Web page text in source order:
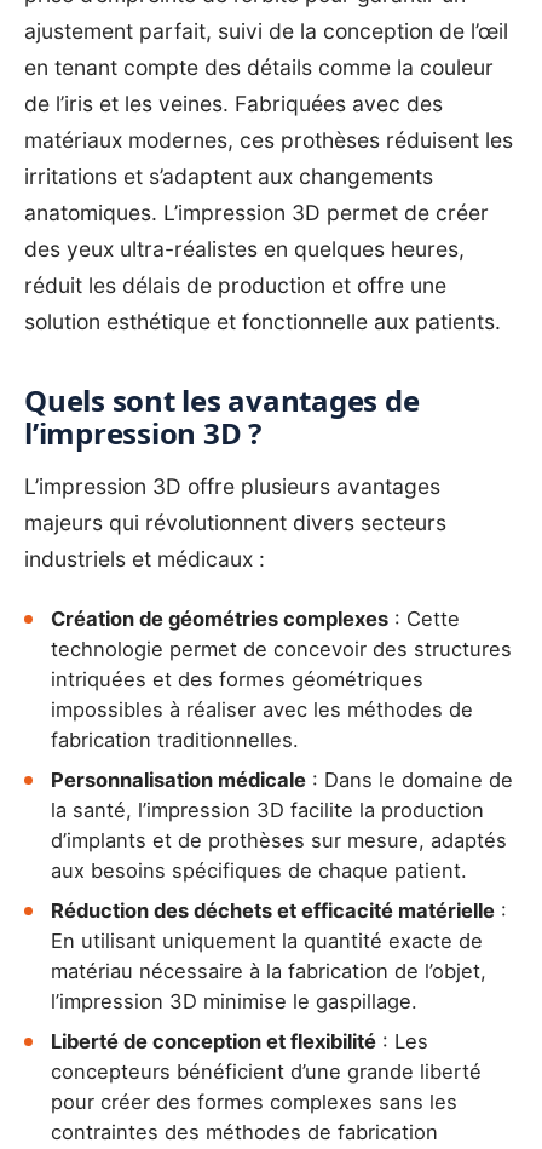
ajustement parfait, suivi de la conception de l’œil
en tenant compte des détails comme la couleur
de l’iris et les veines. Fabriquées avec des
matériaux modernes, ces prothèses réduisent les
irritations et s’adaptent aux changements
anatomiques. L’impression 3D permet de créer
des yeux ultra-réalistes en quelques heures,
réduit les délais de production et offre une
solution esthétique et fonctionnelle aux patients.
Quels sont les avantages de
l’impression 3D ?
L’impression 3D offre plusieurs avantages
majeurs qui révolutionnent divers secteurs
industriels et médicaux :
Création de géométries complexes : Cette
technologie permet de concevoir des structures
intriquées et des formes géométriques
impossibles à réaliser avec les méthodes de
fabrication traditionnelles.
Personnalisation médicale : Dans le domaine de
la santé, l’impression 3D facilite la production
d’implants et de prothèses sur mesure, adaptés
aux besoins spécifiques de chaque patient.
Réduction des déchets et efficacité matérielle :
En utilisant uniquement la quantité exacte de
matériau nécessaire à la fabrication de l’objet,
l’impression 3D minimise le gaspillage.
Liberté de conception et flexibilité : Les
concepteurs bénéficient d’une grande liberté
pour créer des formes complexes sans les
contraintes des méthodes de fabrication